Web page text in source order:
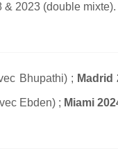
& 2023 (double mixte).
Bhupathi) ; Madrid
Ebden) ; Miami